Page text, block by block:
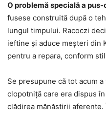
O problemă specială a
fusese construită după o
lungul timpului. Racoczi
ieftine şi aduce meşteri din
pentru a repara, conform
Se presupune că tot acum
clopotniţă care era dispus
clădirea mănăstirii